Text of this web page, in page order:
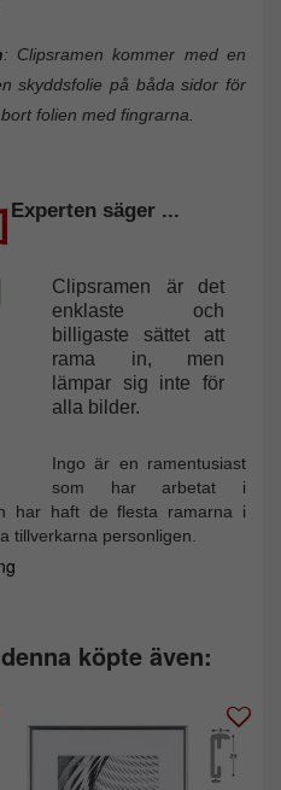
: Clipsramen kommer med en
skyddsfolie på båda sidor för
folien med fingrarna.
Experten säger ...
Clipsramen är det
enklaste och
billigaste sättet att
rama in, men
lämpar sig inte för
alla bilder.
Ingo är en ramentusiast
som har arbetat i
har haft de flesta ramarna i
tillverkarna personligen.
köpte även: